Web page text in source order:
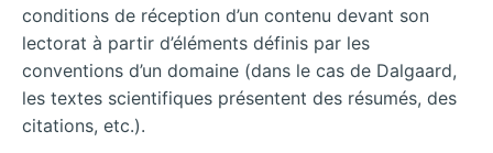
conditions de réception d’un contenu devant son
lectorat à partir d’éléments définis par les
conventions d’un domaine (dans le cas de Dalgaard,
les textes scientifiques présentent des résumés, des
citations, etc.).